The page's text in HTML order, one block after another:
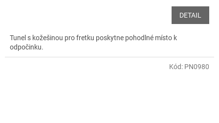
DETAIL
Tunel s kožešinou pro fretku poskytne pohodlné místo k
odpočinku.
Kód: PN0980